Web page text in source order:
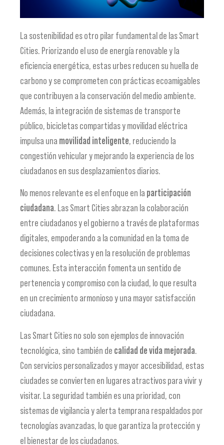
La sostenibilidad es otro pilar fundamental de las Smart
Cities. Priorizando el uso de energía renovable y la
eficiencia energética, estas urbes reducen su huella de
carbono y se comprometen con prácticas ecoamigables
que contribuyen a la conservación del medio ambiente.
Además, la integración de sistemas de transporte
público, bicicletas compartidas y movilidad eléctrica
impulsa una movilidad inteligente, reduciendo la
congestión vehicular y mejorando la experiencia de los
ciudadanos en sus desplazamientos diarios.
No menos relevante es el enfoque en la participación
ciudadana. Las Smart Cities abrazan la colaboración
entre ciudadanos y el gobierno a través de plataformas
digitales, empoderando a la comunidad en la toma de
decisiones colectivas y en la resolución de problemas
comunes. Esta interacción fomenta un sentido de
pertenencia y compromiso con la ciudad, lo que resulta
en un crecimiento armonioso y una mayor satisfacción
ciudadana.
Las Smart Cities no solo son ejemplos de innovación
tecnológica, sino también de calidad de vida mejorada.
Con servicios personalizados y mayor accesibilidad, estas
ciudades se convierten en lugares atractivos para vivir y
visitar. La seguridad también es una prioridad, con
sistemas de vigilancia y alerta temprana respaldados por
tecnologías avanzadas, lo que garantiza la protección y
el bienestar de los ciudadanos.